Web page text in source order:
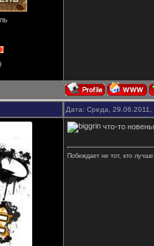
Дата: Среда,
что-то
Побеждает не тот, кто